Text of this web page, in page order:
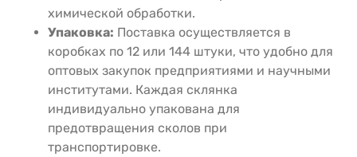
химической обработки.
Упаковка: Поставка осуществляется в
коробках по 12 или 144 штуки, что удобно для
оптовых закупок предприятиями и научными
институтами. Каждая склянка
индивидуально упакована для
предотвращения сколов при
транспортировке.